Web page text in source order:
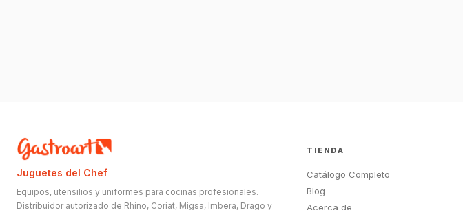
Juguetes del Chef
Equipos, utensilios y uniformes para cocinas profesionales.
Distribuidor autorizado de Rhino, Coriat, Migsa, Imbera, Drago y
TIENDA
Catálogo Completo
Blog
Acerca de